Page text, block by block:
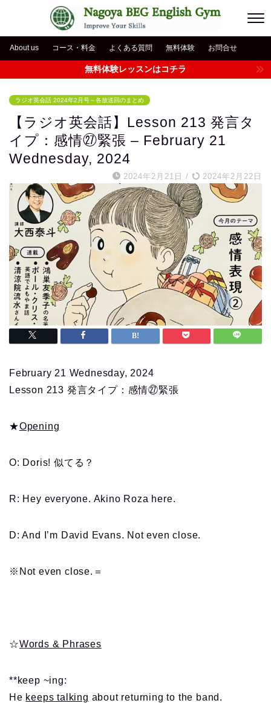
About us コース・料金 よくある質問 無料体験 お問合せ
無料体験レッスンはコチラ
ラジオ英会話 2024年2月号～各放送回のまとめ
【ラジオ英会話】Lesson 213 発言タ
イプ：感情㉗緊張 – February 21
Wednesday, 2024
2024年2月21日 / 2024年2月22日
February 21 Wednesday, 2024
Lesson 213 発言タイプ：感情㉗緊張
★Opening
O: Doris! 似てる？
R: Hey everyone. Akino Roza here.
D: And I’m David Evans. Not even close.
※Not even close.＝
☆Words & Phrases
**keep ~ing:
He keeps talking about returning to the band.